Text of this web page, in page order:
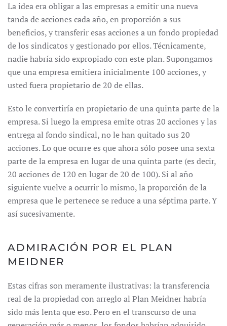
La idea era obligar a las empresas a emitir una nueva
tanda de acciones cada año, en proporción a sus
beneficios, y transferir esas acciones a un fondo propiedad
de los sindicatos y gestionado por ellos. Técnicamente,
nadie habría sido expropiado con este plan. Supongamos
que una empresa emitiera inicialmente 100 acciones, y
usted fuera propietario de 20 de ellas.
Esto le convertiría en propietario de una quinta parte de la
empresa. Si luego la empresa emite otras 20 acciones y las
entrega al fondo sindical, no le han quitado sus 20
acciones. Lo que ocurre es que ahora sólo posee una sexta
parte de la empresa en lugar de una quinta parte (es decir,
20 acciones de 120 en lugar de 20 de 100). Si al año
siguiente vuelve a ocurrir lo mismo, la proporción de la
empresa que le pertenece se reduce a una séptima parte. Y
así sucesivamente.
ADMIRACIÓN POR EL PLAN
MEIDNER
Estas cifras son meramente ilustrativas: la transferencia
real de la propiedad con arreglo al Plan Meidner habría
sido más lenta que eso. Pero en el transcurso de una